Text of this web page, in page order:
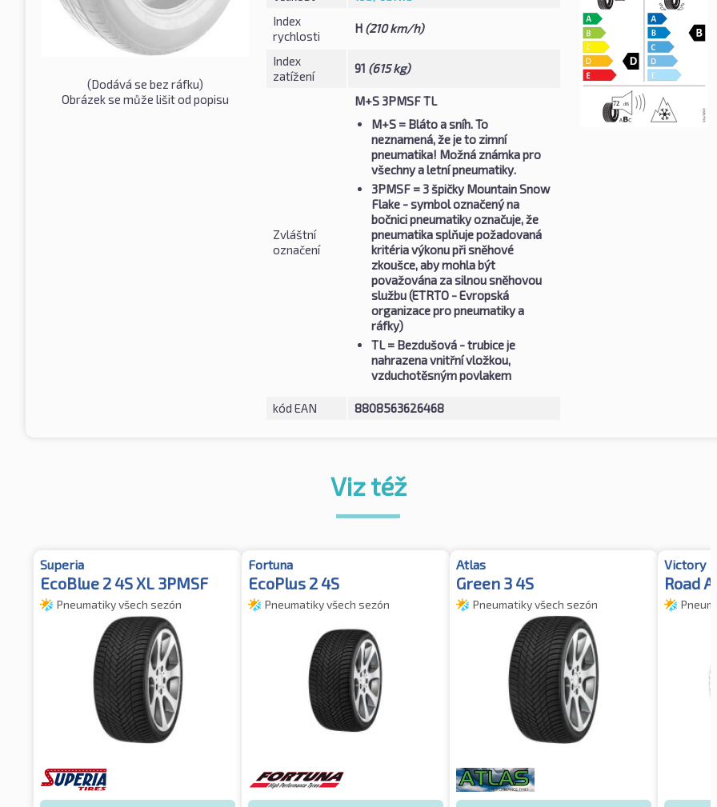
(Dodává se bez ráfku)
Obrázek se může lišit od popisu
Index
rychlosti
H (210 km/h)
Index
zatížení
91 (615 kg)
Zvláštní
označení
M+S 3PMSF TL
M+S= Bláto a sníh. To
neznamená, že je to zimní
pneumatika! Možná známka pro
všechny a letní pneumatiky.
3PMSF= 3 špičky Mountain Snow
Flake - symbol označený na
bočnici pneumatiky označuje, že
pneumatika splňuje požadovaná
kritéria výkonu při sněhové
zkoušce, aby mohla být
považována za silnou sněhovou
službu (ETRTO - Evropská
organizace pro pneumatiky a
ráfky)
TL= Bezdušová - trubice je
nahrazena vnitřní vložkou,
vzduchotěsným povlakem
kód EAN 8808563626468
Viz též
Superia
EcoBlue 2 4S XL 3PMSF
Pneumatiky všech sezón
Fortuna
EcoPlus 2 4S
Pneumatiky všech sezón
Atlas
Green 3 4S
Pneumatiky všech sezón
Victory
Road AS